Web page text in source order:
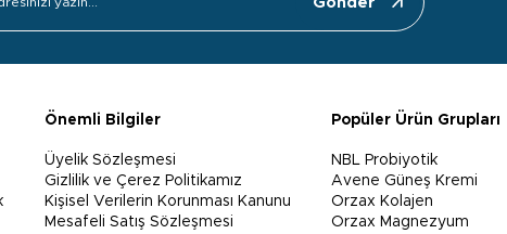
Önemli Bilgiler
Üyelik Sözleşmesi
Gizlilik ve Çerez Politikamız
Kişisel Verilerin Korunması Kanunu
Mesafeli Satış Sözleşmesi
Popüler Ürün Grupları
NBL Probiyotik
Avene Güneş Kremi
Orzax Kolajen
Orzax Magnezyum